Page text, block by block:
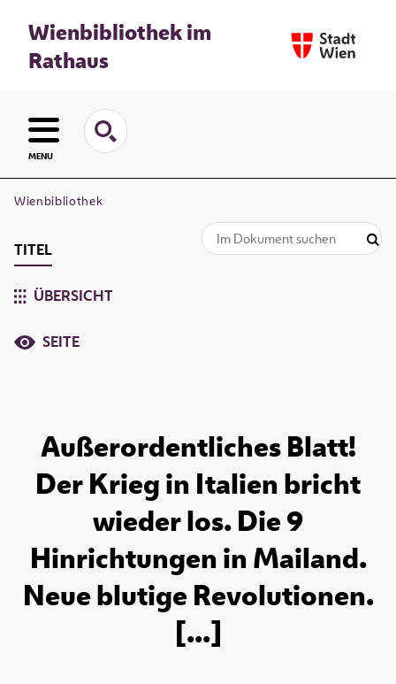
Wienbibliothek im
Rathaus
MENU
Wienbibliothek
TITEL
ÜBERSICHT
SEITE
Außerordentliches Blatt!
Der Krieg in Italien bricht
wieder los. Die 9
Hinrichtungen in Mailand.
Neue blutige Revolutionen.
[...]